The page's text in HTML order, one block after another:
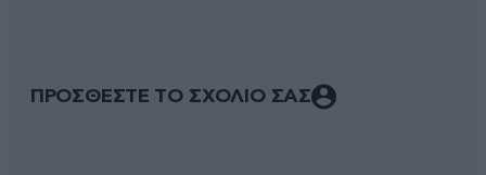
ΠΡΟΣΘΕΣΤΕ ΤΟ ΣΧΟΛΙΟ ΣΑΣ